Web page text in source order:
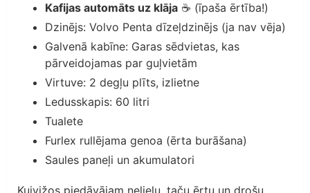
Kafijas automāts uz klāja ☕ (īpaša ērtība!)
Dzinējs: Volvo Penta dīzeļdzinējs (ja nav vēja)
Galvenā kabīne: Garas sēdvietas, kas
pārveidojamas par guļvietām
Virtuve: 2 degļu plīts, izlietne
Ledusskapis: 60 litri
Tualete
Furlex rullējama genoa (ērta burāšana)
Saules paneļi un akumulatori